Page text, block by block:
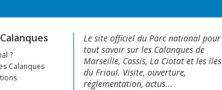
?
Calanques
Le site officiel du Parc national pour
tout savoir sur les Calanques de
Marseille, Cassis, La Ciotat et les îles
du Frioul. Visite, ouverture,
réglementation, actus...